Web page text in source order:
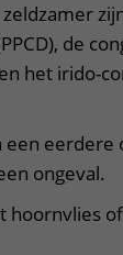
de
het irido-
een eerdere
ongeval.
hoornvlies